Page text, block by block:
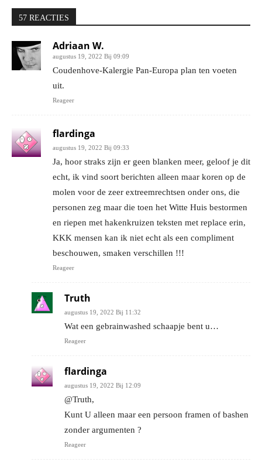
57 REACTIES
Adriaan W.
augustus 19, 2022 Bij 09:09
Coudenhove-Kalergie Pan-Europa plan ten voeten
uit.
Reageer
flardinga
augustus 19, 2022 Bij 09:33
Ja, hoor straks zijn er geen blanken meer, geloof je dit
echt, ik vind soort berichten alleen maar koren op de
molen voor de zeer extreemrechtsen onder ons, die
personen zeg maar die toen het Witte Huis bestormen
en riepen met hakenkruizen teksten met replace erin,
KKK mensen kan ik niet echt als een compliment
beschouwen, smaken verschillen !!!
Reageer
Truth
augustus 19, 2022 Bij 11:32
Wat een gebrainwashed schaapje bent u…
Reageer
flardinga
augustus 19, 2022 Bij 12:09
@Truth,
Kunt U alleen maar een persoon framen of bashen
zonder argumenten ?
Reageer